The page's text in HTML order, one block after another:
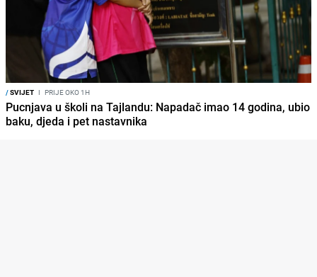
/SVIJET I PRIJE OKO 1H
Pucnjava u školi na Tajlandu: Napadač imao 14 godina, ubio
baku, djeda i pet nastavnika